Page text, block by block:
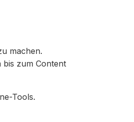
machen.
bis zum Content
Tools.